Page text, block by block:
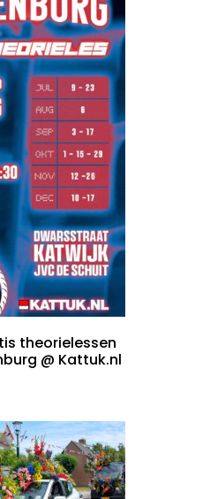
theorielessen
@ Kattuk.nl